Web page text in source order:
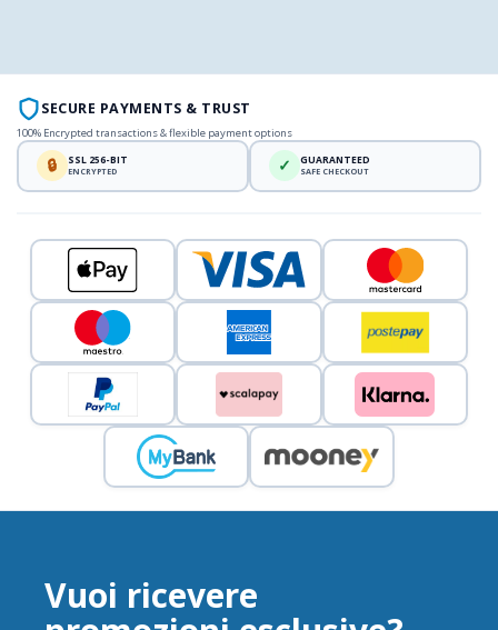
SECURE PAYMENTS & TRUST
100% Encrypted transactions & flexible payment options
🔒 SSL 256-BIT
ENCRYPTED ✓ GUARANTEED
SAFE CHECKOUT
Vuoi ricevere